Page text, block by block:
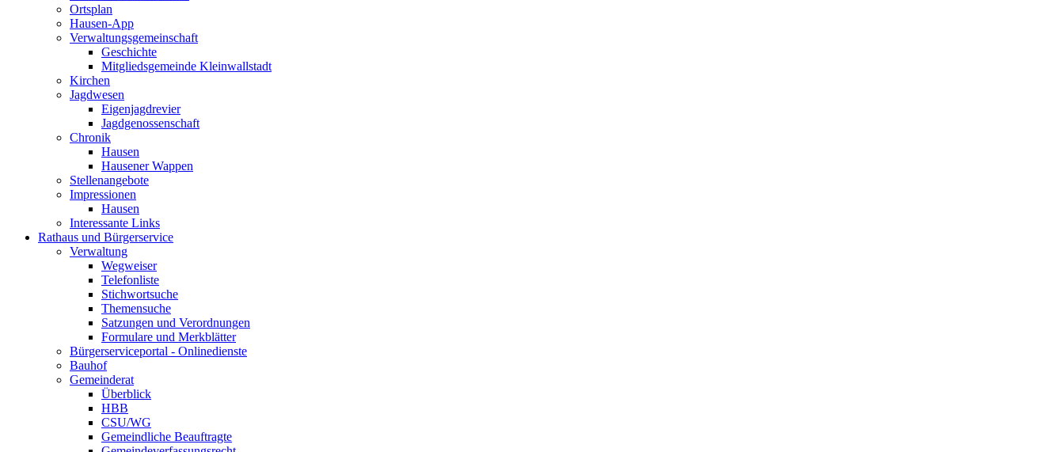
Ortsplan
Hausen-App
Verwaltungsgemeinschaft
Geschichte
Mitgliedsgemeinde Kleinwallstadt
Kirchen
Jagdwesen
Eigenjagdrevier
Jagdgenossenschaft
Chronik
Hausen
Hausener Wappen
Stellenangebote
Impressionen
Hausen
Interessante Links
Rathaus und Bürgerservice
Verwaltung
Wegweiser
Telefonliste
Stichwortsuche
Themensuche
Satzungen und Verordnungen
Formulare und Merkblätter
Bürgerserviceportal - Onlinedienste
Bauhof
Gemeinderat
Überblick
HBB
CSU/WG
Gemeindliche Beauftragte